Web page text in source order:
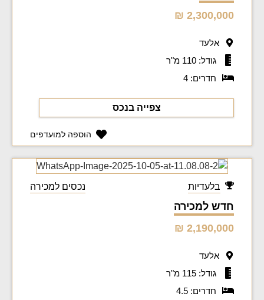
2,300,000 ₪
אלעד
גודל: 110 מ"ר
חדרים: 4
צפייה בנכס
הוספה למועדפים
בלעדיות נכסים למכירה
חדש למכירה
2,190,000 ₪
אלעד
גודל: 115 מ"ר
חדרים: 4.5